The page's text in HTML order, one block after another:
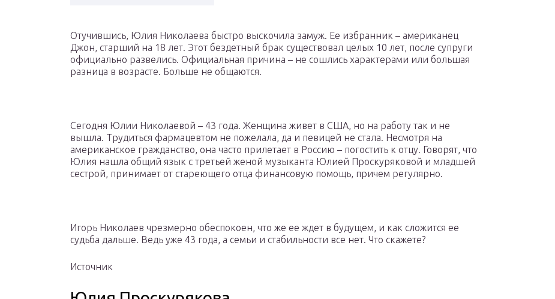
Отучившись, Юлия Николаева быстро выскочила замуж. Ее избранник – американец
Джон, старший на 18 лет. Этот бездетный брак существовал целых 10 лет, после супруги
официально развелись. Официальная причина – не сошлись характерами или большая
разница в возрасте. Больше не общаются.
Сегодня Юлии Николаевой – 43 года. Женщина живет в США, но на работу так и не
вышла. Трудиться фармацевтом не пожелала, да и певицей не стала. Несмотря на
американское гражданство, она часто прилетает в Россию – погостить к отцу. Говорят, что
Юлия нашла общий язык с третьей женой музыканта Юлией Проскуряковой и младшей
сестрой, принимает от стареющего отца финансовую помощь, причем регулярно.
Игорь Николаев чрезмерно обеспокоен, что же ее ждет в будущем, и как сложится ее
судьба дальше. Ведь уже 43 года, а семьи и стабильности все нет. Что скажете?
Источник